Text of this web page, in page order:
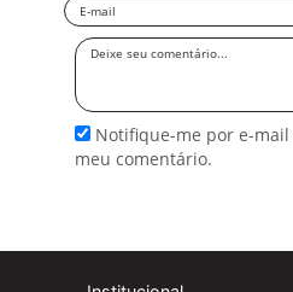
Email
Deixe
Notifique-me por e-
meu comentário.